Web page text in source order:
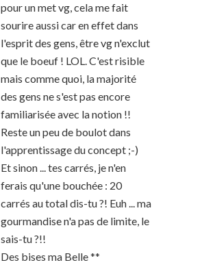
pour un met vg, cela me fait
sourire aussi car en effet dans
l'esprit des gens, être vg n'exclut
que le boeuf ! LOL. C'est risible
mais comme quoi, la majorité
des gens ne s'est pas encore
familiarisée avec la notion !!
Reste un peu de boulot dans
l'apprentissage du concept ;-)
Et sinon ... tes carrés, je n'en
ferais qu'une bouchée : 20
carrés au total dis-tu ?! Euh ... ma
gourmandise n'a pas de limite, le
sais-tu ?!!
Des bises ma Belle **